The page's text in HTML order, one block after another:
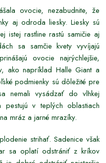
ovocie, nezabudnite, že
aj odroda liesky. Liesky sú
istej rastline rastú samičie aj
sa samčie kvety vyvíjajú
ovocie najrýchlejšie,
ako napríklad Halle Giant a
podmienky sú dôležité pre
nemali vysádzať do vlhkej
v teplých oblastiach
mráz a jarné mrazíky.
strihať. Sadenice však
sa oplatí odstrániť z kríkov